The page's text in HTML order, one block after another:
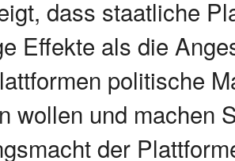
dass staatliche
Effekte als die
politische
wollen und machen
der